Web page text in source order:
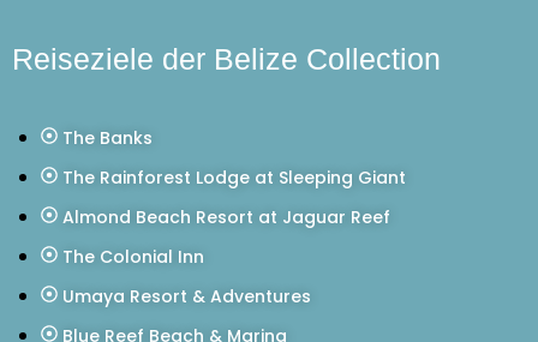
Reiseziele der Belize Collection
The Banks
The Rainforest Lodge at Sleeping Giant
Almond Beach Resort at Jaguar Reef
The Colonial Inn
Umaya Resort & Adventures
Blue Reef Beach & Marina